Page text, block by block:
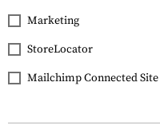
Marketing
StoreLocator
Mailchimp Connected Site